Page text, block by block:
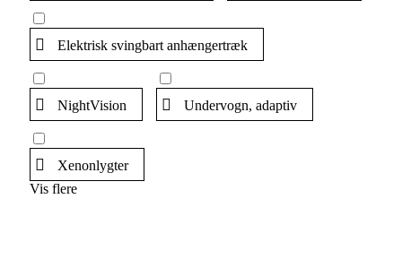
Elektrisk svingbart anhængertræk
NightVision Undervogn, adaptiv
Xenonlygter
Vis flere